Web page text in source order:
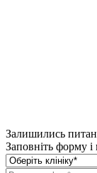
Залишились
Заповніть форму